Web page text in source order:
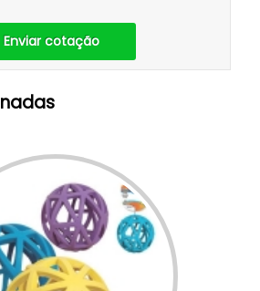
Enviar cotação